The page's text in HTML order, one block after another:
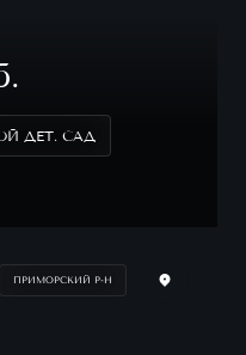
ДЕТ. САД
ПРИМОРСКИЙ Р-Н